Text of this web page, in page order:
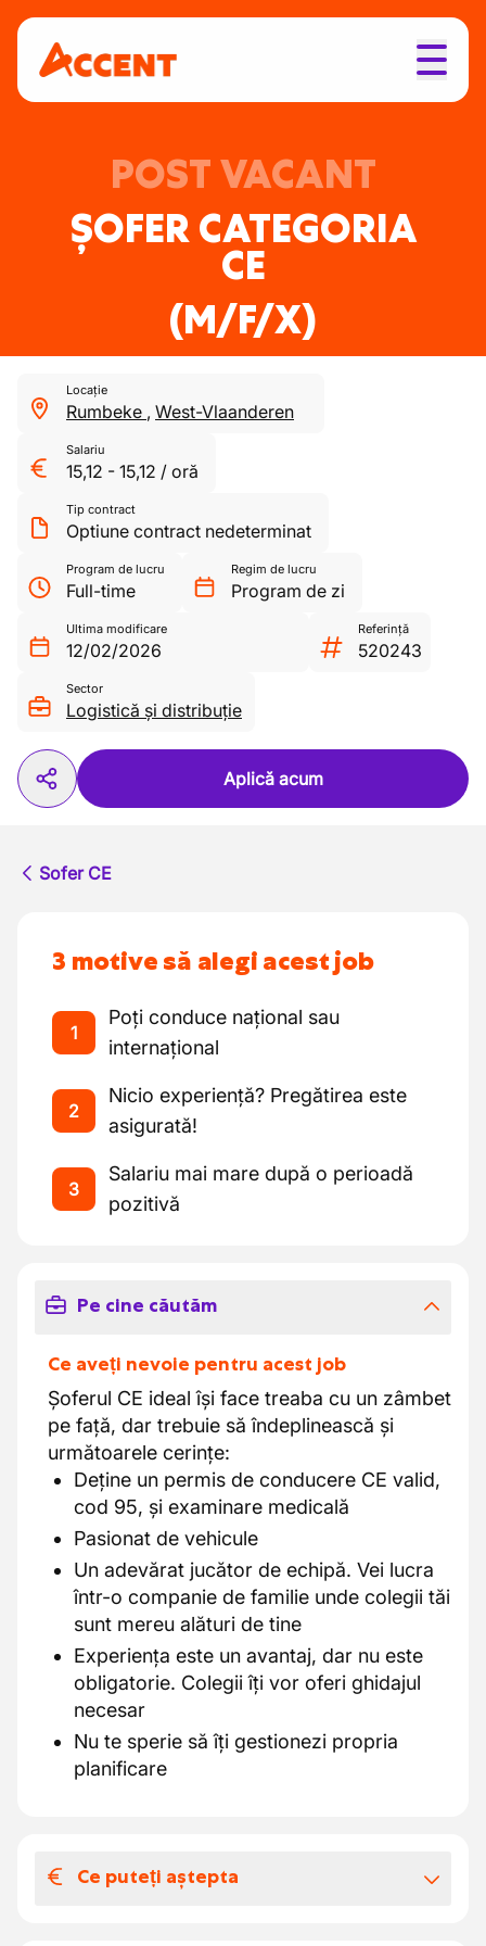
POST VACANT
ȘOFER CATEGORIA
CE
(M/F/X)
Locație
Rumbeke , West-Vlaanderen
Salariu
15,12 - 15,12 / oră
Tip contract
Optiune contract nedeterminat
Program de lucru
Full-time
Regim de lucru
Program de zi
Ultima modificare
12/02/2026
Referință
520243
Sector
Logistică și distribuție
Aplică acum
Sofer CE
3 motive să alegi acest job
1
Poți conduce național sau
internațional
2
Nicio experiență? Pregătirea este
asigurată!
3
Salariu mai mare după o perioadă
pozitivă
Pe cine căutăm
Ce aveți nevoie pentru acest job
Șoferul CE ideal își face treaba cu un zâmbet
pe față, dar trebuie să îndeplinească și
următoarele cerințe:
Deține un permis de conducere CE valid,
cod 95, și examinare medicală
Pasionat de vehicule
Un adevărat jucător de echipă. Vei lucra
într-o companie de familie unde colegii tăi
sunt mereu alături de tine
Experiența este un avantaj, dar nu este
obligatorie. Colegii îți vor oferi ghidajul
necesar
Nu te sperie să îți gestionezi propria
planificare
Ce puteți aștepta